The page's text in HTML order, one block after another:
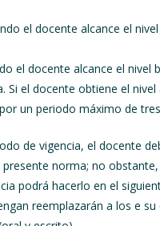
el docente alcance el
el docente alcance el nivel
Si el docente obtiene el
un periodo máximo de
de vigencia, el docente
norma; no
podrá hacerlo en el
reemplazarán a los e